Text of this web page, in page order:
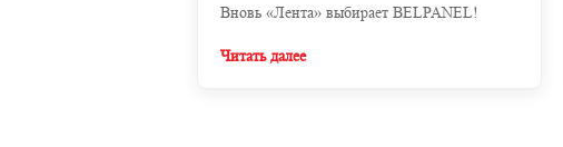
Вновь «Лента» выбирает BELPANEL!
Читать далее